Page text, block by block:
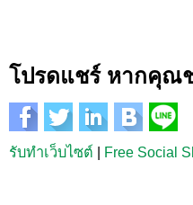
โปรดแชร์ หากคุณ
รับทำเว็บไซต์ | Free Social